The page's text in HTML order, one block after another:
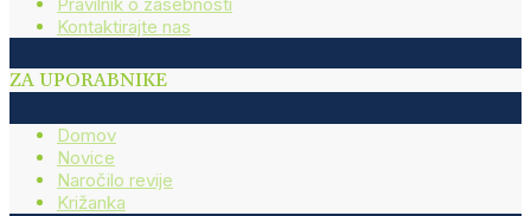
Kontaktirajte nas
ZA UPORABNIKE
Domov
Novice
Naročilo revije
Križanka